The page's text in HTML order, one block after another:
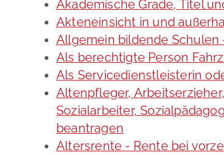
Akademische Grade, Titel
Akteneinsicht in und
Allgemein bildende
Als berechtigte Person
Als Servicedienstleisterin
Altenpfleger,
Sozialarbeiter,
beantragen
Altersrente - Rente bei